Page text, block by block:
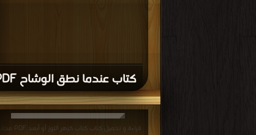
كتاب عندما نطق الوشاح PDF
قراءة و تحميل كتاب كتاب كزهر اللوز أو أبعد PDF مجانا |